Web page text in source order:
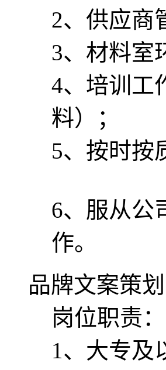
2、供应商
3、材料室
4、培训工
料）；
5、按时
6、服从公
作。
品牌文案策划
岗位职责：
1、大专及